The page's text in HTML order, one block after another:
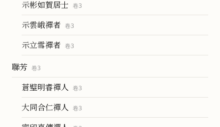
示彬如賀居士 卷3
示雲峨禪者 卷3
示立雪禪者 卷3
聯芳 卷3
蒼璧明睿禪人 卷3
大同合仁禪人 卷3